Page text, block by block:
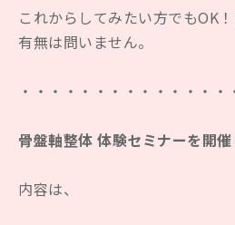
これからしてみたい方でもOK
有無は問いません。
・・・・・・・・・・・・・
骨盤軸整体 体験セミナーを開催
内容は、